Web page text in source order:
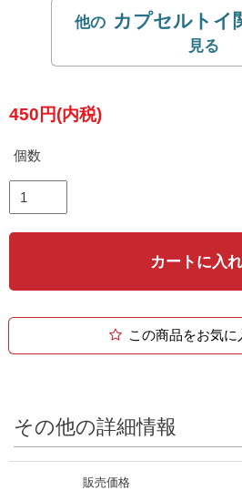
カプセルトイ
450円(内税)
個数
カートに入
この商品をお気に
その他の詳細情報
販売価格